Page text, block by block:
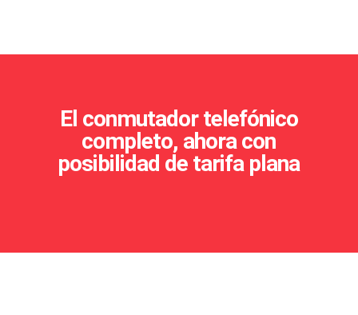
El conmutador telefónico
completo, ahora con
posibilidad de tarifa plana